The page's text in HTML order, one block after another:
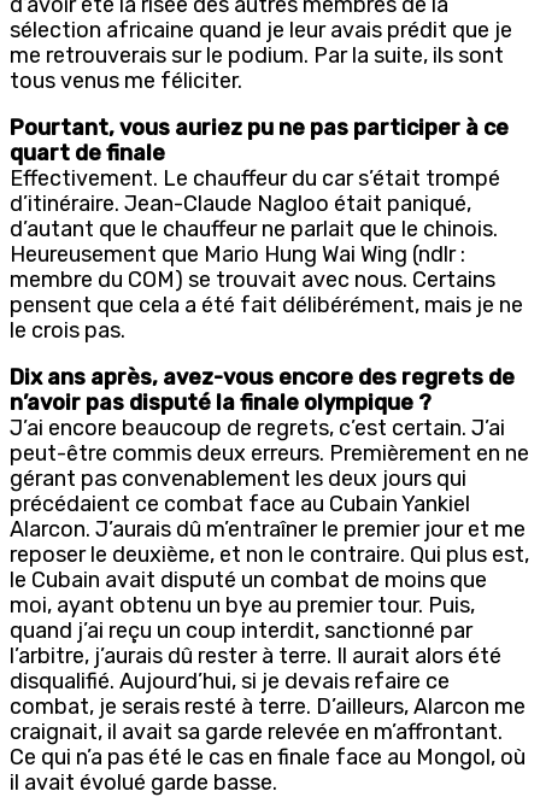
sélection africaine quand je leur avais prédit que je
me retrouverais sur le podium. Par la suite, ils sont
tous venus me féliciter.
Pourtant, vous auriez pu ne pas participer à ce
quart de finale
Effectivement. Le chauffeur du car s’était trompé
d’itinéraire. Jean-Claude Nagloo était paniqué,
d’autant que le chauffeur ne parlait que le chinois.
Heureusement que Mario Hung Wai Wing (ndlr :
membre du COM) se trouvait avec nous. Certains
pensent que cela a été fait délibérément, mais je ne
le crois pas.
Dix ans après, avez-vous encore des regrets de
n’avoir pas disputé la finale olympique ?
J’ai encore beaucoup de regrets, c’est certain. J’ai
peut-être commis deux erreurs. Premièrement en ne
gérant pas convenablement les deux jours qui
précédaient ce combat face au Cubain Yankiel
Alarcon. J’aurais dû m’entraîner le premier jour et me
reposer le deuxième, et non le contraire. Qui plus est,
le Cubain avait disputé un combat de moins que
moi, ayant obtenu un bye au premier tour. Puis,
quand j’ai reçu un coup interdit, sanctionné par
l’arbitre, j’aurais dû rester à terre. Il aurait alors été
disqualifié. Aujourd’hui, si je devais refaire ce
combat, je serais resté à terre. D’ailleurs, Alarcon me
craignait, il avait sa garde relevée en m’affrontant.
Ce qui n’a pas été le cas en finale face au Mongol, où
il avait évolué garde basse.